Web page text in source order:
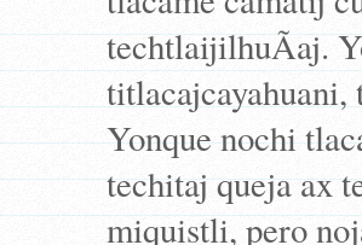
techtlaijilhuÃ­aj.
Yonque nochi
techitaj queja ax
miquistli, pero